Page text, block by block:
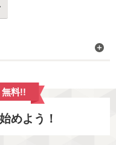
無料!!
めよう！